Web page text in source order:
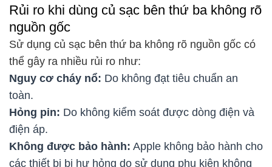
Rủi ro khi dùng củ sạc bên thứ ba không rõ
nguồn gốc
Sử dụng củ sạc bên thứ ba không rõ nguồn gốc có
thể gây ra nhiều rủi ro như:
Nguy cơ cháy nổ: Do không đạt tiêu chuẩn an
toàn.
Hỏng pin: Do không kiểm soát được dòng điện và
điện áp.
Không được bảo hành: Apple không bảo hành cho
các thiết bị bị hư hỏng do sử dụng phụ kiện không